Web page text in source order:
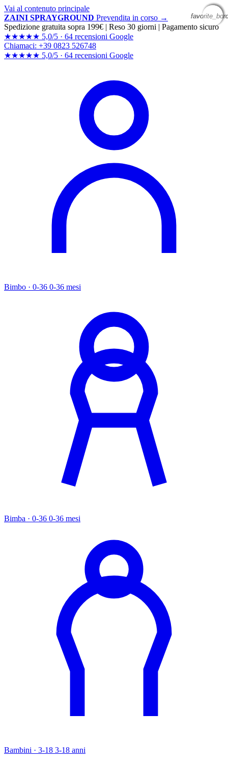
Vai al contenuto principale
ZAINI SPRAYGROUND Prevendita in corso →
Spedizione gratuita sopra 199€ | Reso 30 giorni | Pagamento sicuro
★★★★★ 5,0/5 · 64 recensioni Google
Chiamaci: +39 0823 526748
★★★★★ 5,0/5 · 64 recensioni Google
Bimbo · 0-36 0-36 mesi
Bimba · 0-36 0-36 mesi
Bambini · 3-18 3-18 anni